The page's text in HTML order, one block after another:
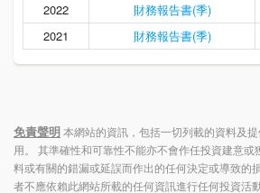
2022
財務報告書(季)
2021
財務報告書(季)
免責聲明本網站的資訊，包括一切列載的資料及
用。 其準確性和可靠性不能亦不會作任投資建意或
料或有關的錯漏或延誤而作出的任何決定或導致的
者不應依賴此網站所載的任何資訊進行任何投資活